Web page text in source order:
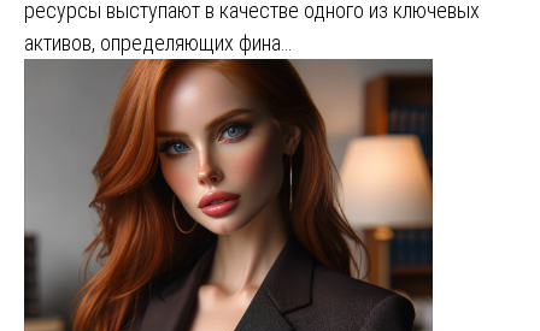
ресурсы выступают в качестве одного из ключевых
активов, определяющих фина…